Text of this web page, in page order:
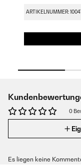
ARTIKELNUMMER:
0
Es liegen keine